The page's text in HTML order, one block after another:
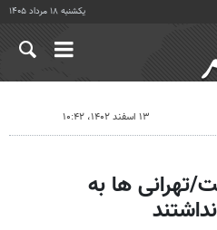
یکشنبه ۱۸ مرداد ۱۴۰۵
۱۳ اسفند ۱۴۰۲، ۱۰:۴۲
تهرانی ها به